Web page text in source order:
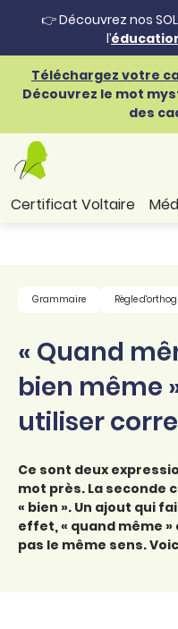
👉 Découvrez nos
l’
Téléchargez votre
Découvrez le mot
des
Certificat Voltaire
Grammaire Règle
« Quand
bien même
utiliser
Ce sont deux
mot près. La seconde
« bien ». Un ajout qui
effet, « quand même »
pas le même sens.